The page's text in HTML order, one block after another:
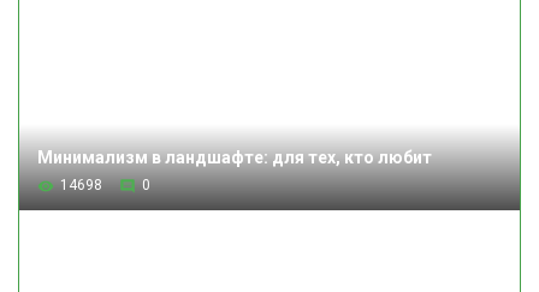
Минимализм в ландшафте: для тех, кто любит
14698 0